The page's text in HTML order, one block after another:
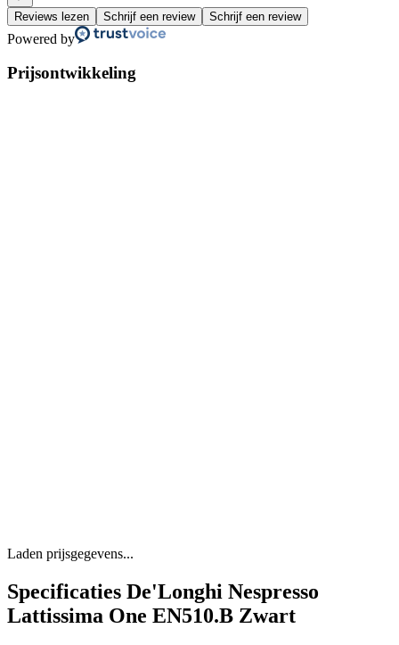
Reviews lezen Schrijf een review Schrijf een review
Powered by
Prijsontwikkeling
Laden prijsgegevens...
Specificaties De'Longhi Nespresso
Lattissima One EN510.B Zwart